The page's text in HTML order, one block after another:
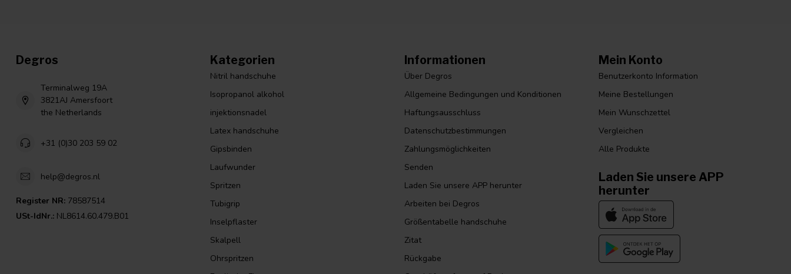
Degros
Terminalweg 19A
3821AJ Amersfoort
the Netherlands
+31 (0)30 203 59 02
help@degros.nl
Register NR: 78587514
USt-IdNr.: NL8614.60.479.B01
Kategorien
Nitril handschuhe
Isopropanol alkohol
injektionsnadel
Latex handschuhe
Gipsbinden
Laufwunder
Spritzen
Tubigrip
Inselpflaster
Skalpell
Ohrspritzen
Informationen
Über Degros
Allgemeine Bedingungen und Konditionen
Haftungsausschluss
Datenschutzbestimmungen
Zahlungsmöglichkeiten
Senden
Laden Sie unsere APP herunter
Arbeiten bei Degros
Größentabelle handschuhe
Zitat
Rückgabe
Mein Konto
Benutzerkonto Information
Meine Bestellungen
Mein Wunschzettel
Vergleichen
Alle Produkte
Laden Sie unsere APP
herunter